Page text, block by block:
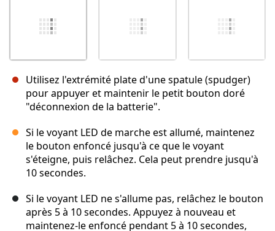
Utilisez l'extrémité plate d'une spatule (spudger)
pour appuyer et maintenir le petit bouton doré
"déconnexion de la batterie".
Si le voyant LED de marche est allumé, maintenez
le bouton enfoncé jusqu'à ce que le voyant
s'éteigne, puis relâchez. Cela peut prendre jusqu'à
10 secondes.
Si le voyant LED ne s'allume pas, relâchez le bouton
après 5 à 10 secondes. Appuyez à nouveau et
maintenez-le enfoncé pendant 5 à 10 secondes,